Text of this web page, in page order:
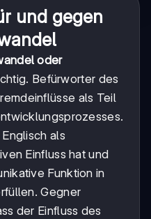
und gegen
oder
Befürworter des
als Teil
als
Einfluss hat und
Funktion in
Gegner
der Einfluss des